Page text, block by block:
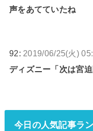
声をあてていたね
92: 2019/06/25(火)
ディズニー「次は宮迫
今日の人気記事ラ